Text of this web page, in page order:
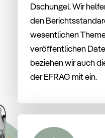
Dschungel. Wir
den
wesentlichen
veröffentlichen
beziehen wir auch
der EFRAG mit ein.